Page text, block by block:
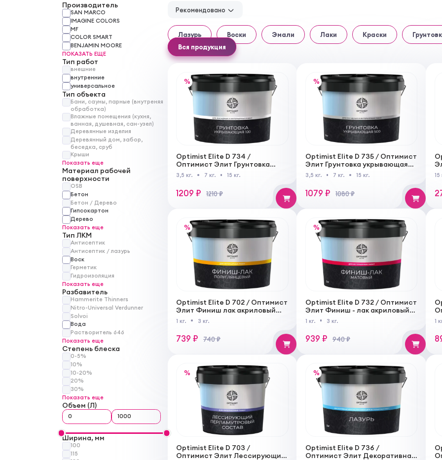
Производитель
SAN MARCO
IMAGINE COLORS
MF
COLOR SMART
BENJAMIN MOORE
ПОКАЗАТЬ ЕЩЕ
Тип работ
внешние
внутренние
универсальное
Тип объекта
Бани, сауны, парные (внутреняя
обработка)
Влажные помещения (кухня,
ванная, душевная, сан-узел)
Деревянные изделия
Деревянный дом, забор,
беседка, сруб
Крыши
Показать еще
Материал рабочей
поверхности
OSB
Бетон
Бетон / Дерево
Гипсокартон
Дерево
Показать еще
Тип ЛКМ
Антисептик
Антисептик / лазурь
Воск
Герметик
Гидроизоляция
Показать еще
Разбавитель
Hammerite Thinners
Nitro-Universal Verdunner
Solvoi
Вода
Растворитель 646
Показать еще
Степень блеска
0-5%
10%
10-20%
20%
30%
Показать еще
Объем (Л)
Ширина, мм
100
115
Рекомендовано
Лазурь Воски Эмали Лаки Краски
Вся продукция
%
Optimist Elite D 734 /
Оптимист Элит Грунтовка
укрывающая 100 для наружных
и внутренних работ
3,5 кг. 7 кг. 15 кг.
1209 ₽ 1210 ₽
%
Optimist Elite D 735 / Оптимист
Элит Грунтовка укрывающая
500 для наружных и
внутренних работ
3,5 кг. 7 кг. 15 кг.
1079 ₽ 1080 ₽
15
%
Optimist Elite D 702 / Оптимист
Элит Финиш лак акриловый
полуглянцевый, бесцветный
1 кг. 3 кг.
739 ₽ 740 ₽
%
Optimist Elite D 732 / Оптимист
Элит Финиш - лак акриловый
бесцветный, матовый
1 кг. 3 кг.
939 ₽ 940 ₽
1
%
Optimist Elite D 703 /
Оптимист Элит Лессирующий
%
Optimist Elite D 736 /
Оптимист Элит Декоративная